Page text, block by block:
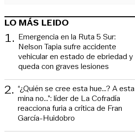
LO MÁS LEIDO
1. Emergencia en la Ruta 5 Sur:
Nelson Tapia sufre accidente
vehicular en estado de ebriedad y
queda con graves lesiones
2. “¿Quién se cree esta hue...? A esta
mina no...”: líder de La Cofradía
reacciona furia a crítica de Fran
García-Huidobro